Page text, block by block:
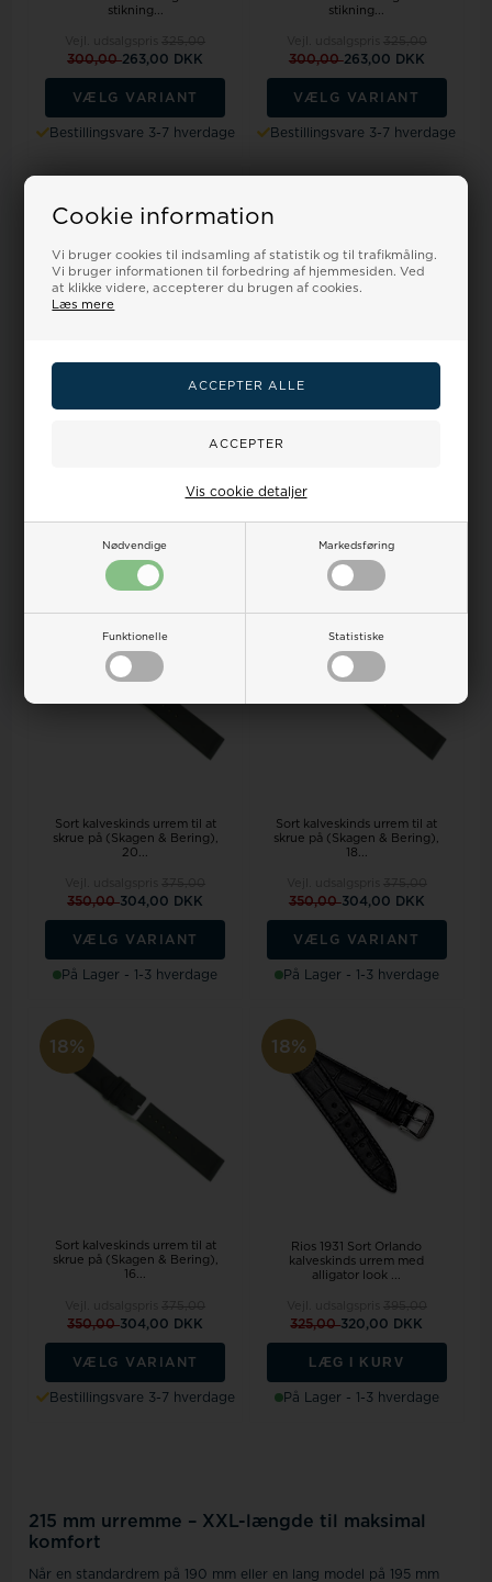
Cookie information
Vi bruger cookies til indsamling af statistik og til trafikmåling.
Vi bruger informationen til forbedring af hjemmesiden. Ved
at klikke videre, accepterer du brugen af cookies.
Læs mere
Nødvendige Markedsføring
Funktionelle Statistiske
Vis cookie detaljer
stikning...
300,00263,00 DKK
VÆLG VARIANT
Bestillingsvare 3-7 hverdage
stikning...
300,00263,00 DKK
VÆLG VARIANT
Bestillingsvare 3-7 hverdage
18%
VÆLG VARIANT
Bestillingsvare 3-7 hverdage
VÆLG VARIANT
Bestillingsvare 3-7 hverdage
Sort kalveskinds urrem til at
skrue på (Skagen & Bering),
20...
350,00304,00 DKK
VÆLG VARIANT
På Lager - 1-3 hverdage
Sort kalveskinds urrem til at
skrue på (Skagen & Bering),
18...
350,00304,00 DKK
VÆLG VARIANT
På Lager - 1-3 hverdage
18%
Sort kalveskinds urrem til at
skrue på (Skagen & Bering),
16...
350,00304,00 DKK
VÆLG VARIANT
Bestillingsvare 3-7 hverdage
18%
Rios 1931 Sort Orlando
kalveskinds urrem med
alligator look ...
325,00320,00 DKK
LÆG I KURV
På Lager - 1-3 hverdage
215 mm urremme – XXL-længde til maksimal
komfort
Når en standardrem på 190 mm eller en lang model på 195 mm